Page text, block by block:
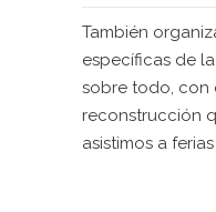
También
específicas de
sobre todo, con
reconstrucción
asistimos a